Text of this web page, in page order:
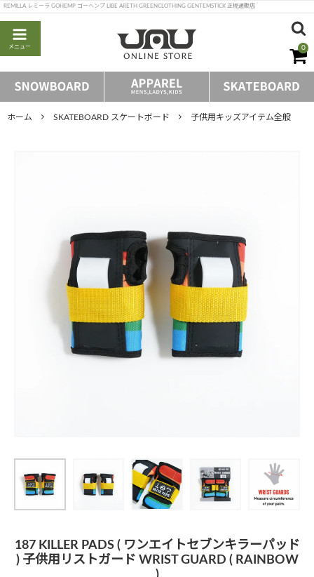
REMILLA レミーラ GOHEMP ゴーヘンプ LIBE ARETH GREENCLOTHING GENTEMSTICK 正規通販店
メニュー 0
ホーム SKATEBOARD スケートボード 子供用キッズアイテム全般
187 KILLER PADS ( ワンエイトセブンキラーパッド
) 子供用リストガード WRIST GUARD ( RAINBOW